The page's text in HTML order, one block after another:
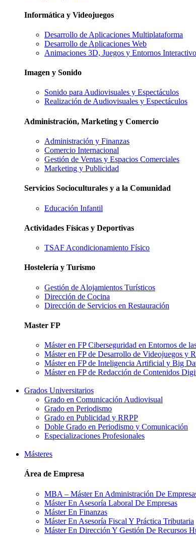
Informática y Videojuegos
Desarrollo de Aplicaciones Multiplataforma
Desarrollo de Aplicaciones Web
Animaciones 3D, Juegos y Entornos
Imagen y Sonido
Sonido para Audiovisuales y Espectáculos
Realización de Audiovisuales y Espectáculos
Administración, Marketing y Comercio
Administración y Finanzas
Comercio Internacional
Gestión de Ventas y Espacios Comerciales
Marketing y Publicidad
Servicios Socioculturales y a la Comunidad
Educación Infantil
Actividades Físicas y Deportivas
TSAF Acondicionamiento Físico
Hostelería y Turismo
Gestión de Alojamientos Turísticos
Dirección de Cocina
Dirección de Servicios en Restauración
Master FP
Máster en FP Ciberseguridad en Entornos de
Máster en FP de Desarrollo de Videojuegos y
Máster en FP de Inteligencia Artificial y Big
Máster en FP de Redacción de Contenidos
Grados Universitarios
Grado en Comunicación Audiovisual
Grado en Periodismo
Grado en Publicidad y RRPP
Doble Grado en Periodismo y Comunicación
Especializaciones Profesionales
Másteres
Área de Empresa
MBA – Máster En Administración De
Máster En Asesoría Laboral De Empresas
Máster En Finanzas
Máster En Asesoría Fiscal Y Práctica Tributaria
Máster En Dirección Y Gestión De Recursos